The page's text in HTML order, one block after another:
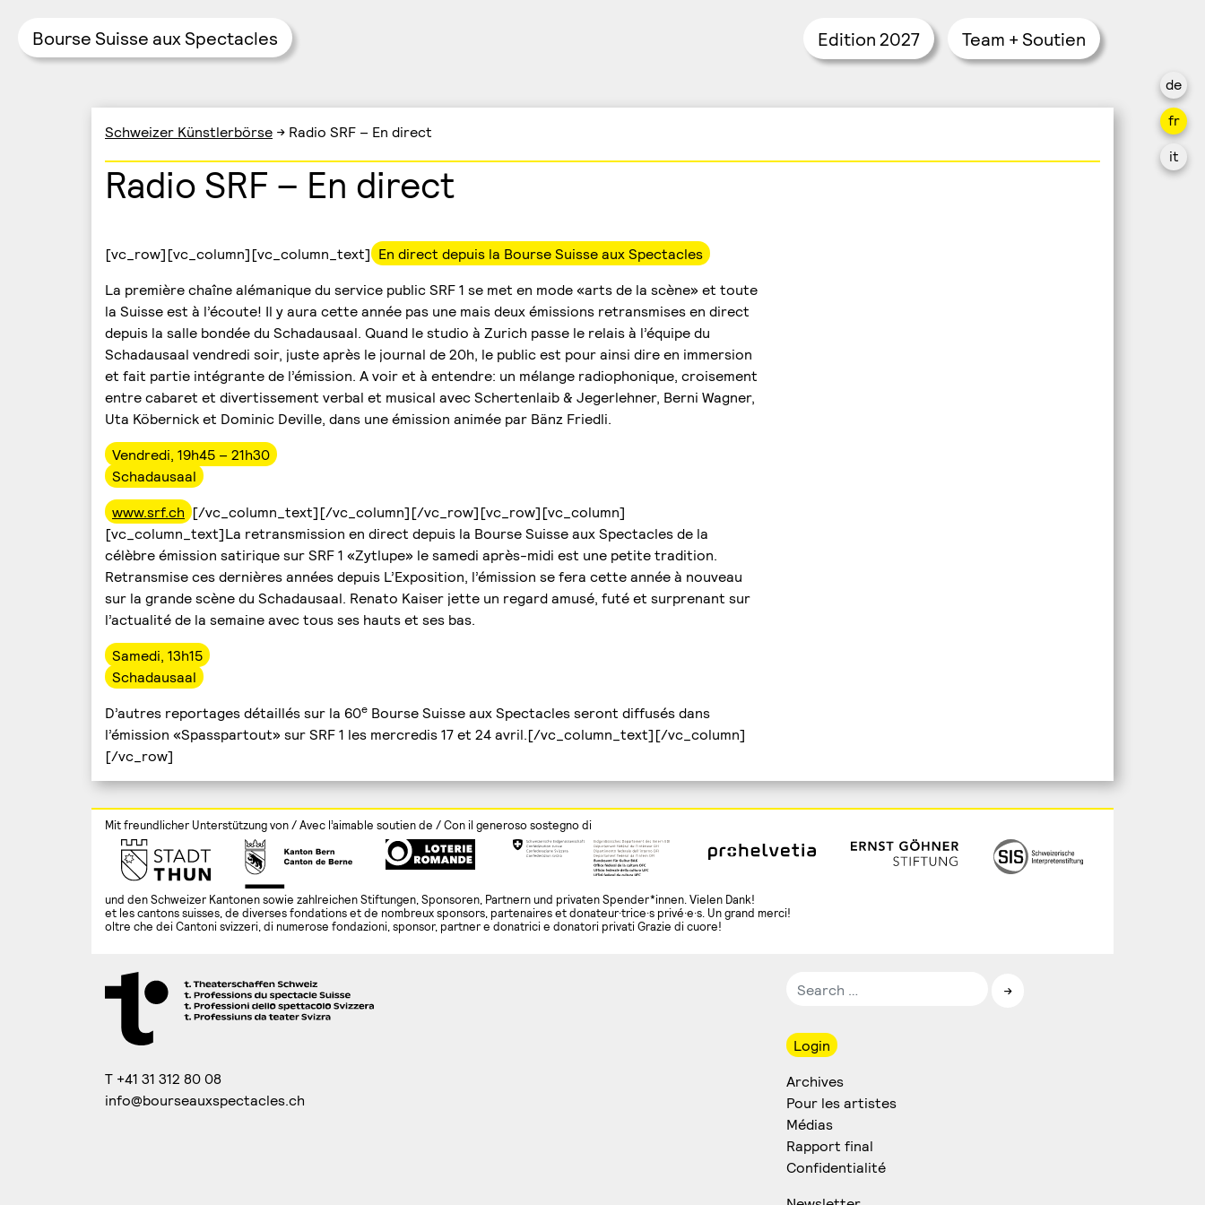
de
fr
it
Bourse Suisse aux Spectacles Edition 2027 Team + Soutien
Schweizer Künstlerbörse → Radio SRF – En direct
Radio SRF – En direct
[vc_row][vc_column][vc_column_text] En direct depuis la Bourse Suisse aux Spectacles
La première chaîne alémanique du service public SRF 1 se met en mode «arts de la scène» et toute
la Suisse est à l’écoute! Il y aura cette année pas une mais deux émissions retransmises en direct
depuis la salle bondée du Schadausaal. Quand le studio à Zurich passe le relais à l’équipe du
Schadausaal vendredi soir, juste après le journal de 20h, le public est pour ainsi dire en immersion
et fait partie intégrante de l’émission. A voir et à entendre: un mélange radiophonique, croisement
entre cabaret et divertissement verbal et musical avec Schertenlaib & Jegerlehner, Berni Wagner,
Uta Köbernick et Dominic Deville, dans une émission animée par Bänz Friedli.
Vendredi, 19h45 – 21h30
Schadausaal
www.srf.ch [/vc_column_text][/vc_column][/vc_row][vc_row][vc_column]
[vc_column_text]La retransmission en direct depuis la Bourse Suisse aux Spectacles de la
célèbre émission satirique sur SRF 1 «Zytlupe» le samedi après-midi est une petite tradition.
Retransmise ces dernières années depuis L’Exposition, l’émission se fera cette année à nouveau
sur la grande scène du Schadausaal. Renato Kaiser jette un regard amusé, futé et surprenant sur
l’actualité de la semaine avec tous ses hauts et ses bas.
Samedi, 13h15
Schadausaal
D’autres reportages détaillés sur la 60e Bourse Suisse aux Spectacles seront diffusés dans
l’émission «Spasspartout» sur SRF 1 les mercredis 17 et 24 avril.[/vc_column_text][/vc_column]
[/vc_row]
Mit freundlicher Unterstützung von / Avec l’aimable soutien de / Con il generoso sostegno di
und den Schweizer Kantonen sowie zahlreichen Stiftungen, Sponsoren, Partnern und privaten Spender*innen. Vielen Dank!
et les cantons suisses, de diverses fondations et de nombreux sponsors, partenaires et donateur·trice·s privé·e·s. Un grand merci!
oltre che dei Cantoni svizzeri, di numerose fondazioni, sponsor, partner e donatrici e donatori privati Grazie di cuore!
T +41 31 312 80 08
info@bourseauxspectacles.ch
Login
Archives
Pour les artistes
Médias
Rapport final
Confidentialité